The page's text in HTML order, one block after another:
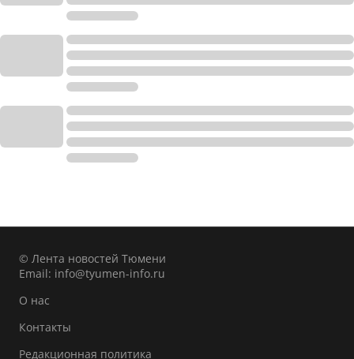
© Лента новостей Тюмени
Email: info@tyumen-info.ru
О нас
Контакты
Редакционная политика